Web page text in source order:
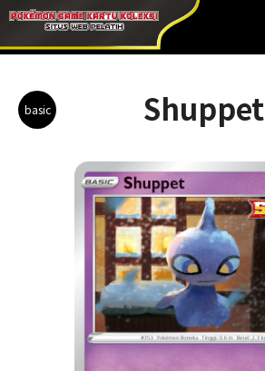
basic Shuppet